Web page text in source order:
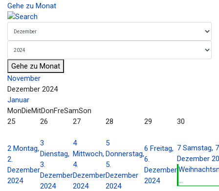
Gehe zu Monat
Gehe zu Monat
November
Dezember 2024
Januar
MonDieMitDonFreSamSon
25
26 27 28 29 30
2 Montag,
2.
Dezember
2024
3
Dienstag,
3.
Dezember
2024
4
Mittwoch,
4.
Dezember
2024
5
Donnerstag,
5.
Dezember
2024
6 Freitag,
6.
Dezember
2024
7 Samstag,
Dezember
...